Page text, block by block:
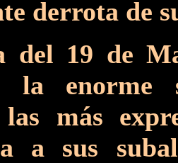
derrota de
del 19 de
la enorme
las más
a sus